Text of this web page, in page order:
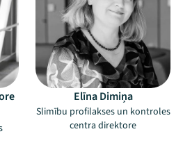
Arhīvs
LAMPĀ 2026
Jaunumi
Ziedo
Elīna Dimiņa
Slimību profilakses un kontroles
centra direktore